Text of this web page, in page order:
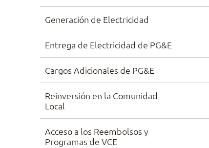
Generación de Electricidad
Entrega de Electricidad de PG&E
Cargos Adicionales de PG&E
Reinversión en la Comunidad
Local
Acceso a los Reembolsos y
Programas de VCE